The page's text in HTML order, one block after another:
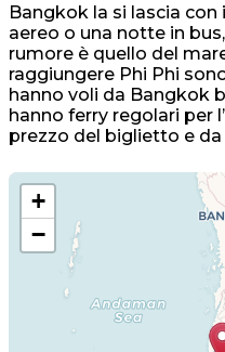
Bangkok la si lascia
aereo o una notte in
rumore è quello del
raggiungere Phi Phi
hanno voli da Bangkok
hanno ferry regolari per
prezzo del biglietto e
+
−